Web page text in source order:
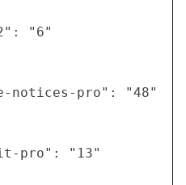
"6"
notices-pro": "48"
pro": "13"